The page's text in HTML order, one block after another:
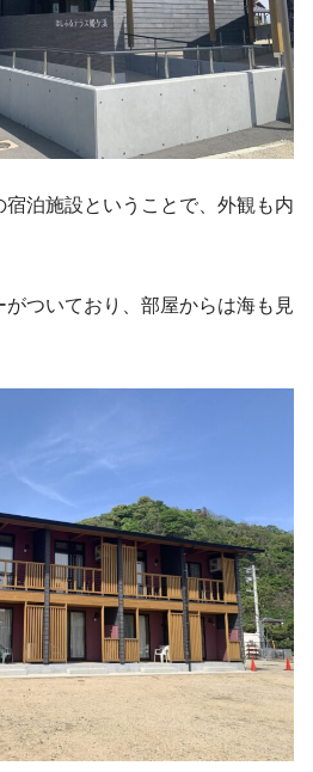
泊施設ということで、外観も内
ついており、部屋からは海も見